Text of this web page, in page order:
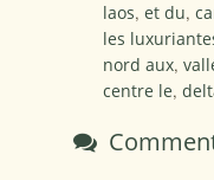
laos, et du,
les
nord aux,
centre le,